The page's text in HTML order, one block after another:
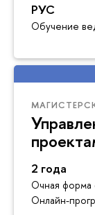
РУС
Обучение
2 года
Очная форма
Онлайн-